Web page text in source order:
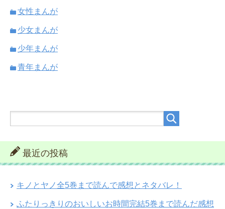
女性まんが
少女まんが
少年まんが
青年まんが
最近の投稿
キノとヤノ全5巻まで読んで感想とネタバレ！
ふたりっきりのおいしいお時間完結5巻まで読んだ感想